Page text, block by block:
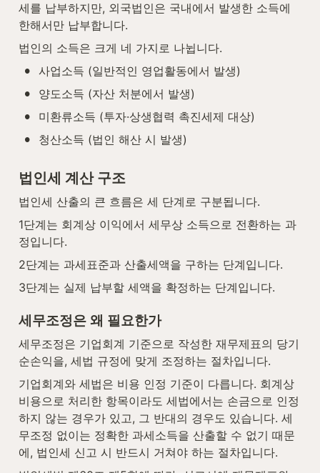
세를 납부하지만, 외국법인은 국내에서 발생한 소득에
한해서만 납부합니다.
법인의 소득은 크게 네 가지로 나뉩니다.
• 사업소득 (일반적인 영업활동에서 발생)
• 양도소득 (자산 처분에서 발생)
• 미환류소득 (투자·상생협력 촉진세제 대상)
• 청산소득 (법인 해산 시 발생)
법인세 계산 구조
법인세 산출의 큰 흐름은 세 단계로 구분됩니다.
1단계는 회계상 이익에서 세무상 소득으로 전환하는 과
정입니다.
2단계는 과세표준과 산출세액을 구하는 단계입니다.
3단계는 실제 납부할 세액을 확정하는 단계입니다.
세무조정은 왜 필요한가
세무조정은 기업회계 기준으로 작성한 재무제표의 당기
순손익을, 세법 규정에 맞게 조정하는 절차입니다.
기업회계와 세법은 비용 인정 기준이 다릅니다. 회계상
비용으로 처리한 항목이라도 세법에서는 손금으로 인정
하지 않는 경우가 있고, 그 반대의 경우도 있습니다. 세
무조정 없이는 정확한 과세소득을 산출할 수 없기 때문
에, 법인세 신고 시 반드시 거쳐야 하는 절차입니다.